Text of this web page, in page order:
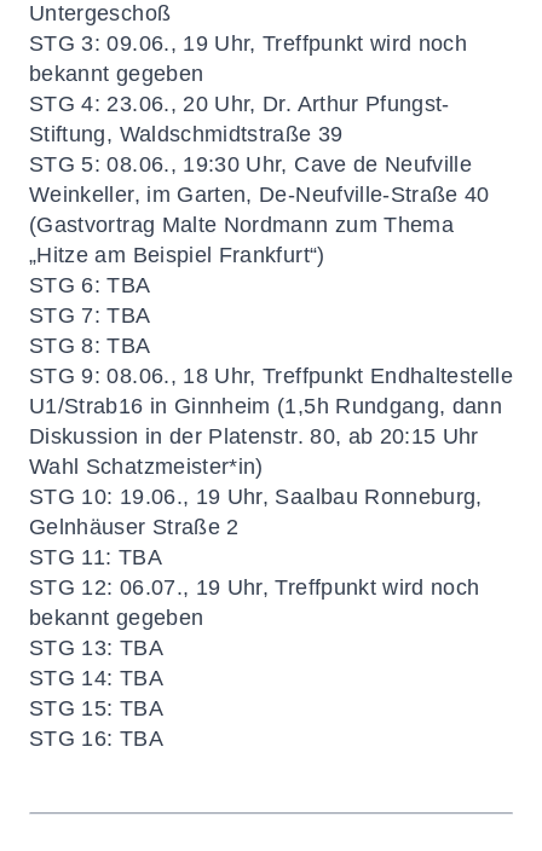
Untergeschoß
STG 3: 09.06., 19 Uhr, Treffpunkt wird noch
bekannt gegeben
STG 4: 23.06., 20 Uhr, Dr. Arthur Pfungst-
Stiftung, Waldschmidtstraße 39
STG 5: 08.06., 19:30 Uhr, Cave de Neufville
Weinkeller, im Garten, De-Neufville-Straße 40
(Gastvortrag Malte Nordmann zum Thema
„Hitze am Beispiel Frankfurt“)
STG 6: TBA
STG 7: TBA
STG 8: TBA
STG 9: 08.06., 18 Uhr, Treffpunkt Endhaltestelle
U1/Strab16 in Ginnheim (1,5h Rundgang, dann
Diskussion in der Platenstr. 80, ab 20:15 Uhr
Wahl Schatzmeister*in)
STG 10: 19.06., 19 Uhr, Saalbau Ronneburg,
Gelnhäuser Straße 2
STG 11: TBA
STG 12: 06.07., 19 Uhr, Treffpunkt wird noch
bekannt gegeben
STG 13: TBA
STG 14: TBA
STG 15: TBA
STG 16: TBA